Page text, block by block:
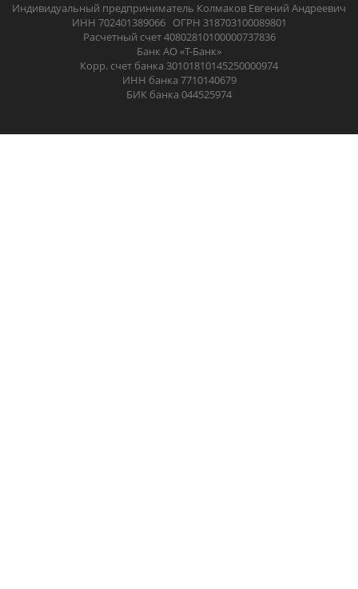
Индивидуальный предприниматель Колмаков Евгений Андреевич
ИНН 702401389066 ОГРН 318703100089801
Расчетный счет 40802810100000737836
Банк АО «Т-Банк»
Корр. счет банка 30101810145250000974
ИНН банка 7710140679
БИК банка 044525974